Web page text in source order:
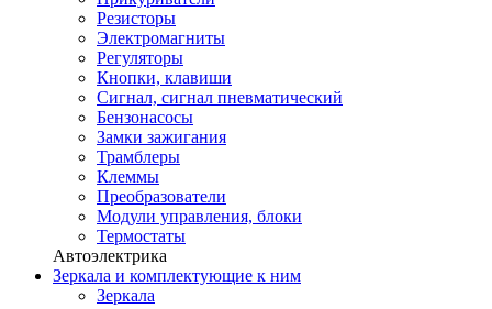
Резисторы
Электромагниты
Регуляторы
Кнопки, клавиши
Сигнал, сигнал пневматический
Бензонасосы
Замки зажигания
Трамблеры
Клеммы
Преобразователи
Модули управления, блоки
Термостаты
Автоэлектрика
Зеркала и комплектующие к ним
Зеркала